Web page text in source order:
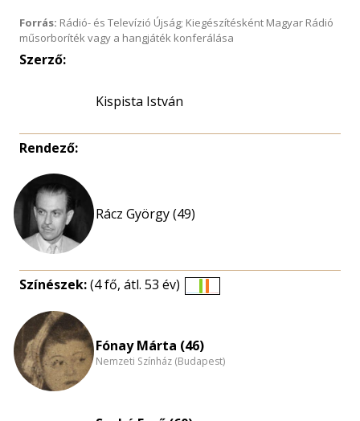
Forrás: Rádió- és Televízió Újság; Kiegészítésként Magyar Rádió
műsorboríték vagy a hangjáték konferálása
Szerző:
Kispista István
Rendező:
Rácz György (49)
Színészek:(4 fő, átl. 53 év)
nagyítása
Fónay Márta (46)
Nemzeti Színház (Budapest)